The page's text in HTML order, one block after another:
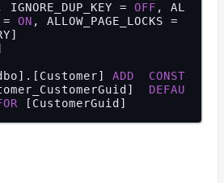
IGNORE_DUP_KEY = OFF , AL
= ON
ADD
CONST
DEFAU